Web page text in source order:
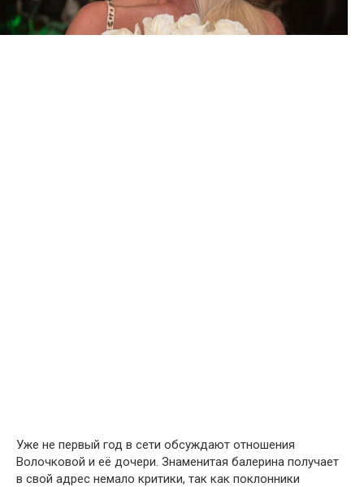
Уже не первый год в сети обсуждают отношения
Волочковой и её дочери. Знаменитая балерина получает
в свой адрес немало критики, так как поклонники